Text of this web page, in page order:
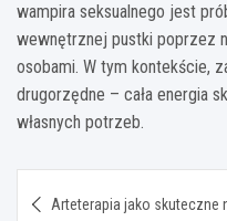
wampira seksualnego jest
wewnętrznej pustki poprzez
osobami. W tym kontekście,
drugorzędne – cała energia
własnych potrzeb.
Arteterapia jako skuteczne